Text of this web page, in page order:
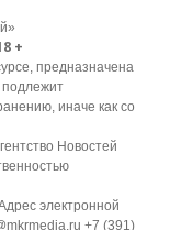
+
предназначена
подлежит
иначе как со
Новостей
электронной
+7 (391)